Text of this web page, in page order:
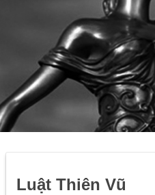
Luật Thiên Vũ